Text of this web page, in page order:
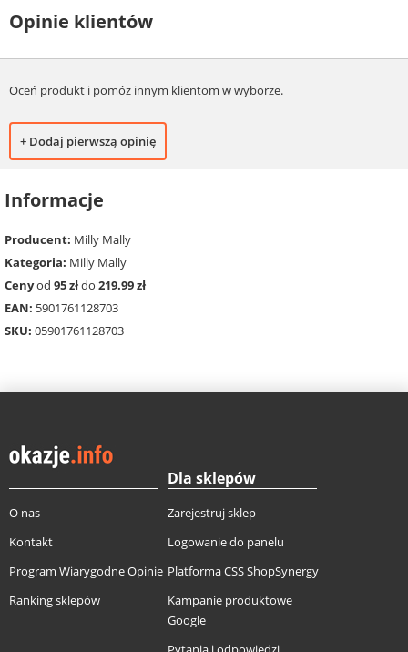
Opinie klientów
Oceń produkt i pomóż innym klientom w wyborze.
+ Dodaj pierwszą opinię
Informacje
Producent: Milly Mally
Kategoria: Milly Mally
Cenyod 95 złdo 219.99 zł
EAN: 5901761128703
SKU: 05901761128703
O nas
Kontakt
Program Wiarygodne Opinie
Ranking sklepów
Dla sklepów
Zarejestruj sklep
Logowanie do panelu
Platforma CSS ShopSynergy
Kampanie produktowe
Google